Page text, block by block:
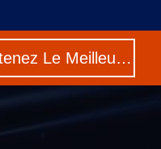
Obtenez Le Meilleur Prix